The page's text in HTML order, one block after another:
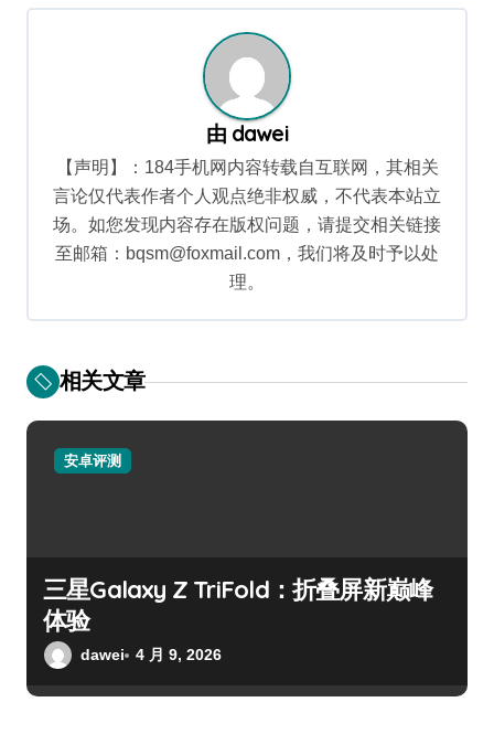
航
由 dawei
【声明】：184手机网内容转载自互联网，其相关
言论仅代表作者个人观点绝非权威，不代表本站立
场。如您发现内容存在版权问题，请提交相关链接
至邮箱：bqsm@foxmail.com，我们将及时予以处
理。
相关文章
安卓评测
三星Galaxy Z TriFold：折叠屏新巅峰
体验
dawei 4 月 9, 2026